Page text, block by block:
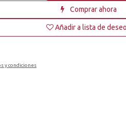
Comprar ahora
Añadir a lista de
y condiciones